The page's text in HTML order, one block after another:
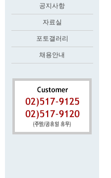
공지사항
자료실
포토갤러리
채용안내